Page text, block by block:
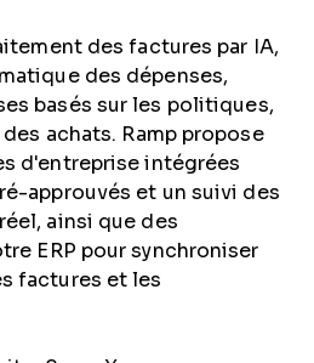
des factures par IA,
des dépenses,
basés sur les politiques,
achats. Ramp propose
d'entreprise intégrées
approuvés et un suivi des
ainsi que des
ERP pour synchroniser
factures et les